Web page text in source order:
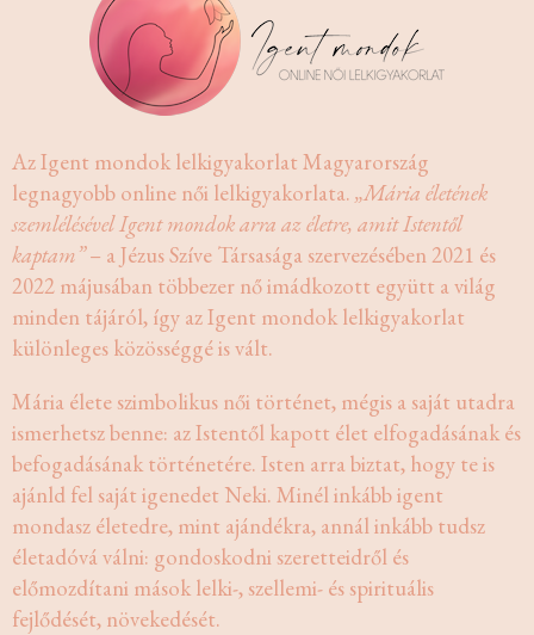
Az Igent mondok lelkigyakorlat Magyarország
legnagyobb online női lelkigyakorlata. „Mária életének
szemlélésével Igent mondok arra az életre, amit Istentől
kaptam”– a Jézus Szíve Társasága szervezésében 2021 és
2022 májusában többezer nő imádkozott együtt a világ
minden tájáról, így az Igent mondok lelkigyakorlat
különleges közösséggé is vált.
Mária élete szimbolikus női történet, mégis a saját utadra
ismerhetsz benne: az Istentől kapott élet elfogadásának és
befogadásának történetére. Isten arra biztat, hogy te is
ajánld fel saját igenedet Neki. Minél inkább igent
mondasz életedre, mint ajándékra, annál inkább tudsz
életadóvá válni: gondoskodni szeretteidről és
előmozdítani mások lelki-, szellemi- és spirituális
fejlődését, növekedését.